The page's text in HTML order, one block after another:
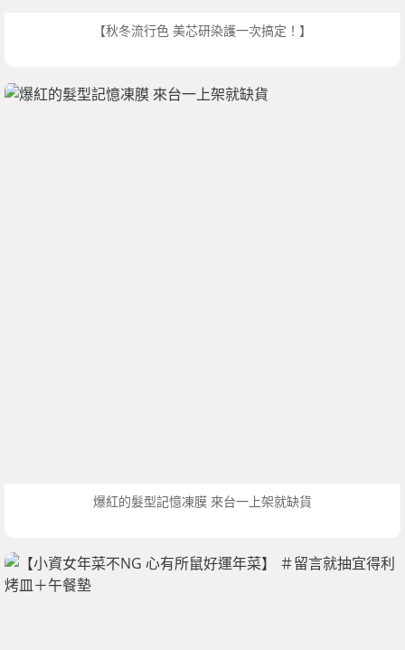
【秋冬流行色 美芯研染護一次搞定！】
爆紅的髮型記憶凍膜 來台一上架就缺貨